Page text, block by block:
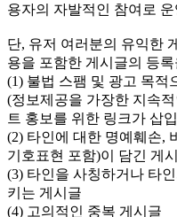
용자의 자발적인 참여로
단, 유저 여러분의 유익한
용을 포함한 게시글의 등
(1) 불법 스팸 및 광고 목적
(정보제공을 가장한 지속
트 홍보를 위한 링크가 삽
(2) 타인에 대한 명예훼손,
기호표현 포함)이 담긴 게
(3) 타인을 사칭하거나 타
키는 게시글
(4) 고의적인 중복 게시글